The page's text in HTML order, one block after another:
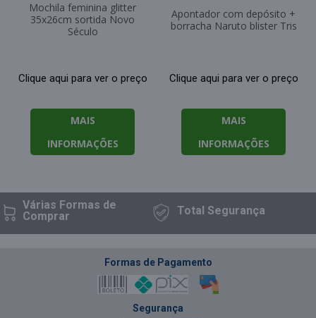
Mochila feminina glitter
35x26cm sortida Novo
Século
Clique aqui para ver o preço
MAIS
INFORMAÇÕES
Apontador com depósito +
borracha Naruto blister Tris
Clique aqui para ver o preço
MAIS
INFORMAÇÕES
Várias Formasde
Comprar
TotalSegurança
Formas de Pagamento
Segurança